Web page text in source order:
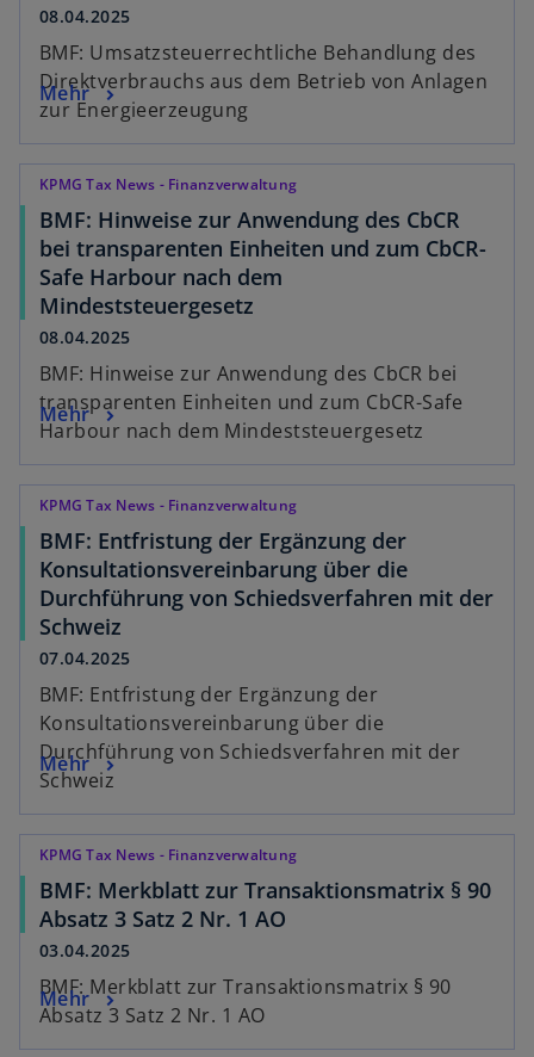
08.04.2025
BMF: Umsatzsteuerrechtliche Behandlung des
Direktverbrauchs aus dem Betrieb von Anlagen
zur Energieerzeugung
Mehr
KPMG Tax News - Finanzverwaltung
BMF: Hinweise zur Anwendung des CbCR
bei transparenten Einheiten und zum CbCR-
Safe Harbour nach dem
Mindeststeuergesetz
08.04.2025
BMF: Hinweise zur Anwendung des CbCR bei
transparenten Einheiten und zum CbCR-Safe
Harbour nach dem Mindeststeuergesetz
Mehr
KPMG Tax News - Finanzverwaltung
BMF: Entfristung der Ergänzung der
Konsultationsvereinbarung über die
Durchführung von Schiedsverfahren mit der
Schweiz
07.04.2025
BMF: Entfristung der Ergänzung der
Konsultationsvereinbarung über die
Durchführung von Schiedsverfahren mit der
Schweiz
Mehr
KPMG Tax News - Finanzverwaltung
BMF: Merkblatt zur Transaktionsmatrix § 90
Absatz 3 Satz 2 Nr. 1 AO
03.04.2025
BMF: Merkblatt zur Transaktionsmatrix § 90
Absatz 3 Satz 2 Nr. 1 AO
Mehr